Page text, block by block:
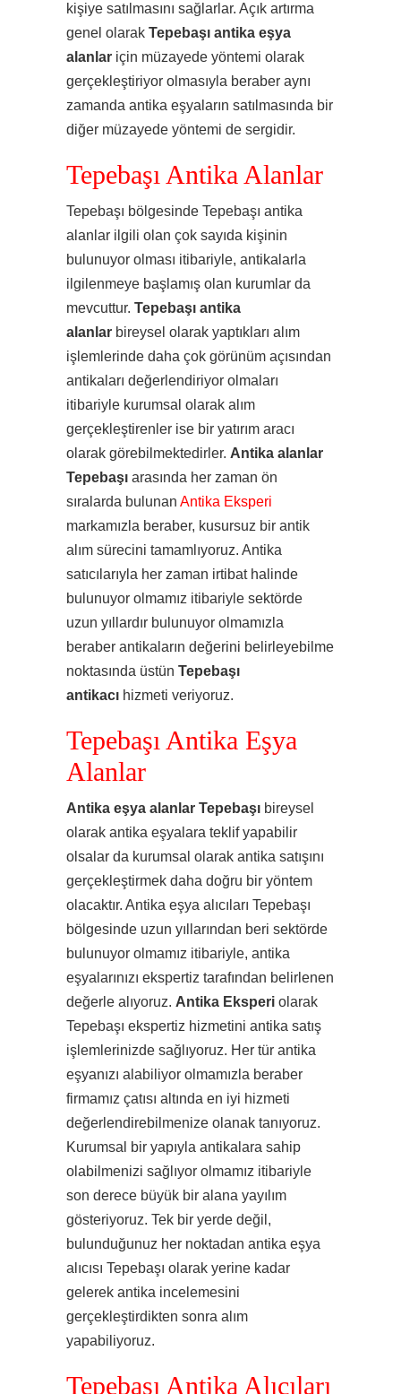
kişiye satılmasını sağlarlar. Açık artırma
genel olarak Tepebaşı antika eşya
alanlar için müzayede yöntemi olarak
gerçekleştiriyor olmasıyla beraber aynı
zamanda antika eşyaların satılmasında bir
diğer müzayede yöntemi de sergidir.
Tepebaşı Antika Alanlar
Tepebaşı bölgesinde Tepebaşı antika
alanlar ilgili olan çok sayıda kişinin
bulunuyor olması itibariyle, antikalarla
ilgilenmeye başlamış olan kurumlar da
mevcuttur. Tepebaşı antika
alanlar bireysel olarak yaptıkları alım
işlemlerinde daha çok görünüm açısından
antikaları değerlendiriyor olmaları
itibariyle kurumsal olarak alım
gerçekleştirenler ise bir yatırım aracı
olarak görebilmektedirler. Antika alanlar
Tepebaşı arasında her zaman ön
sıralarda bulunan Antika Eksperi
markamızla beraber, kusursuz bir antik
alım sürecini tamamlıyoruz. Antika
satıcılarıyla her zaman irtibat halinde
bulunuyor olmamız itibariyle sektörde
uzun yıllardır bulunuyor olmamızla
beraber antikaların değerini belirleyebilme
noktasında üstün Tepebaşı
antikacı hizmeti veriyoruz.
Tepebaşı Antika Eşya
Alanlar
Antika eşya alanlar Tepebaşı bireysel
olarak antika eşyalara teklif yapabilir
olsalar da kurumsal olarak antika satışını
gerçekleştirmek daha doğru bir yöntem
olacaktır. Antika eşya alıcıları Tepebaşı
bölgesinde uzun yıllarından beri sektörde
bulunuyor olmamız itibariyle, antika
eşyalarınızı ekspertiz tarafından belirlenen
değerle alıyoruz. Antika Eksperi olarak
Tepebaşı ekspertiz hizmetini antika satış
işlemlerinizde sağlıyoruz. Her tür antika
eşyanızı alabiliyor olmamızla beraber
firmamız çatısı altında en iyi hizmeti
değerlendirebilmenize olanak tanıyoruz.
Kurumsal bir yapıyla antikalara sahip
olabilmenizi sağlıyor olmamız itibariyle
son derece büyük bir alana yayılım
gösteriyoruz. Tek bir yerde değil,
bulunduğunuz her noktadan antika eşya
alıcısı Tepebaşı olarak yerine kadar
gelerek antika incelemesini
gerçekleştirdikten sonra alım
yapabiliyoruz.
Tepebaşı Antika Alıcıları